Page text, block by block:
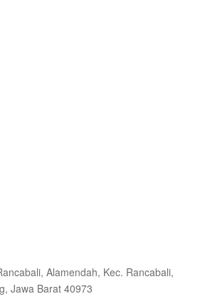
Alamendah, Kec. Rancabali,
Jawa Barat 40973